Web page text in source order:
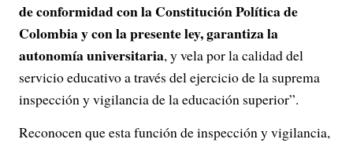
de conformidad con la Constitución Política de
Colombia y con la presente ley, garantiza la
autonomía universitaria, y vela por la calidad del
servicio educativo a través del ejercicio de la suprema
inspección y vigilancia de la educación superior”.
Reconocen que esta función de inspección y vigilancia,